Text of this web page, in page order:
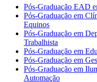
Pós-Graduação EAD
Pós-Graduação em
Equinos
Pós-Graduação em
Trabalhista
Pós-Graduação em
Pós-Graduação em
Pós-Graduação em
Automação